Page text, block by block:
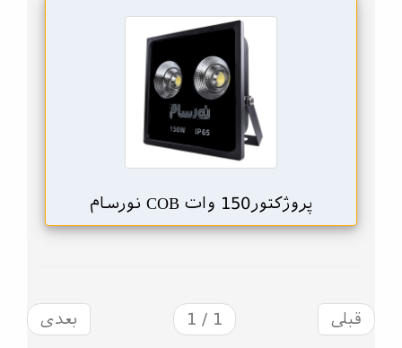
پروژکتور150 وات COB نورسام
بعدی 1 / 1 قبلی